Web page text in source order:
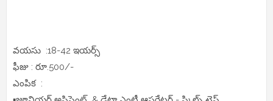
వయసు :18-42 ఇయర్స్
ఫీజు : రూ.500/-
ఎంపిక :